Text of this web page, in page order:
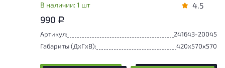
В наличии: 1 шт 4.5
990 Р
Артикул:
241643-20045
Габариты (ДxГxВ):
420x570x570